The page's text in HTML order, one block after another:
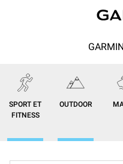
SPORT ET
FITNESS
OUTDOOR